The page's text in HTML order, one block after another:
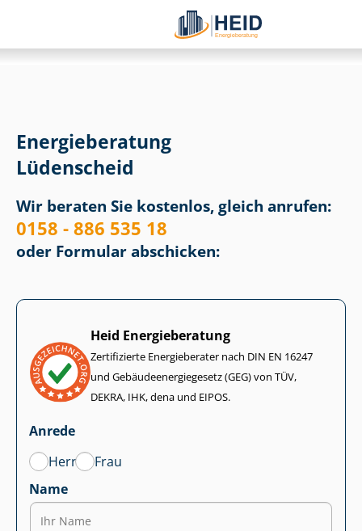
Energieberatung
Lüdenscheid
Wir beraten Sie kostenlos, gleich anrufen:
0158 - 886 535 18
oder Formular abschicken:
Heid Energieberatung
Zertifizierte Energieberater nach DIN EN 16247
und Ge­bäu­de­en­er­gie­ge­setz (GEG) von TÜV,
DEKRA, IHK, dena und EIPOS.
Anrede
Herr
Frau
Name